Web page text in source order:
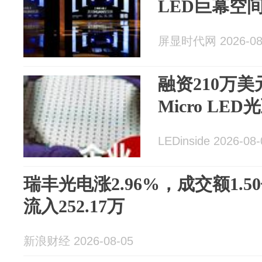
LED巨幕空
屏显时代网 2026-
融资210万美
Micro LED
LEDinside 2026-
瑞丰光电涨2.96%，成交额
流入252.17万
新浪财经 2026-08-05